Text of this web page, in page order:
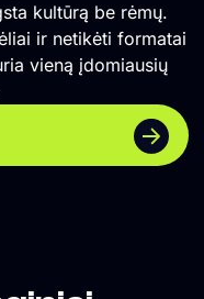
kultūrą be rėmų.
ir netikėti formatai
vieną įdomiausių